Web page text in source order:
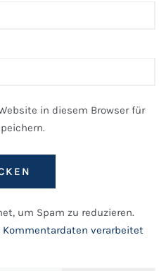
in diesem Browser für
um Spam zu reduzieren.
Kommentardaten verarbeitet